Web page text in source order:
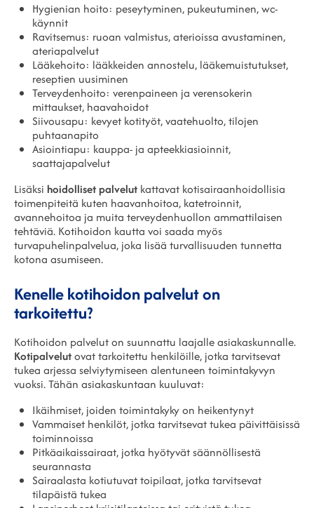
Hygienian hoito: peseytyminen, pukeutuminen, wc-
käynnit
Ravitsemus: ruoan valmistus, aterioissa avustaminen,
ateriapalvelut
Lääkehoito: lääkkeiden annostelu, lääkemuistutukset,
reseptien uusiminen
Terveydenhoito: verenpaineen ja verensokerin
mittaukset, haavahoidot
Siivousapu: kevyet kotityöt, vaatehuolto, tilojen
puhtaanapito
Asiointiapu: kauppa- ja apteekkiasioinnit,
saattajapalvelut
Lisäksi hoidolliset palvelut kattavat kotisairaanhoidollisia
toimenpiteitä kuten haavanhoitoa, katetroinnit,
avannehoitoa ja muita terveydenhuollon ammattilaisen
tehtäviä. Kotihoidon kautta voi saada myös
turvapuhelinpalvelua, joka lisää turvallisuuden tunnetta
kotona asumiseen.
Kenelle kotihoidon palvelut on
tarkoitettu?
Kotihoidon palvelut on suunnattu laajalle asiakaskunnalle.
Kotipalvelutovat tarkoitettu henkilöille, jotka tarvitsevat
tukea arjessa selviytymiseen alentuneen toimintakyvyn
vuoksi. Tähän asiakaskuntaan kuuluvat:
Ikäihmiset, joiden toimintakyky on heikentynyt
Vammaiset henkilöt, jotka tarvitsevat tukea päivittäisissä
toiminnoissa
Pitkäaikaissairaat, jotka hyötyvät säännöllisestä
seurannasta
Sairaalasta kotiutuvat toipilaat, jotka tarvitsevat
tilapäistä tukea